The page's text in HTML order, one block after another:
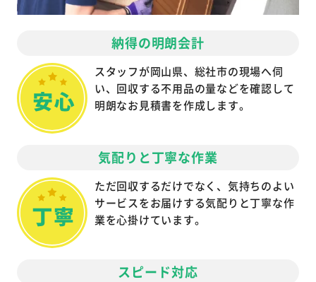
納得の明朗会計
スタッフが岡山県、総社市の現場へ伺
い、回収する不用品の量などを確認して
明朗なお見積書を作成します。
気配りと丁寧な作業
ただ回収するだけでなく、気持ちのよい
サービスをお届けする気配りと丁寧な作
業を心掛けています。
スピード対応